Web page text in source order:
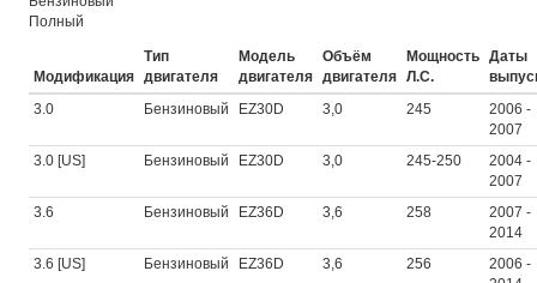
Полный
Модификация
Тип
двигателя
Модель
двигателя
Объём
двигателя
Мощность
Л.С.
Даты
3.0
Бензиновый EZ30D 3,0 245
2006 -
2007
3.0 [US]
Бензиновый EZ30D 3,0 245-250
2004 -
2007
3.6
Бензиновый EZ36D 3,6 258
2007 -
2014
3.6 [US]
Бензиновый EZ36D 3,6 256
2006 -